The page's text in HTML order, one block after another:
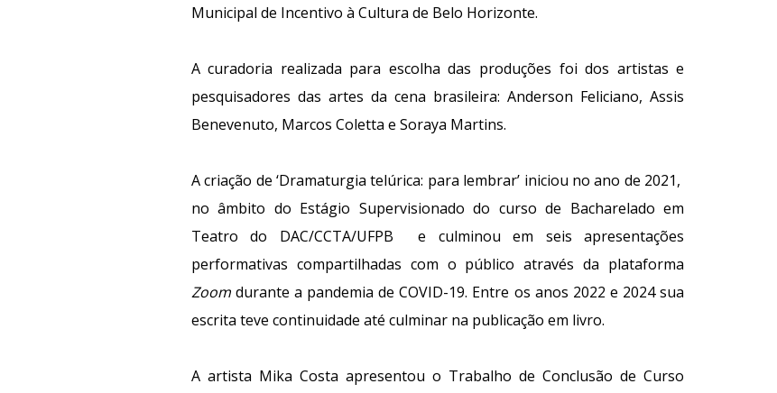
Municipal de Incentivo à Cultura de Belo Horizonte.
A curadoria realizada para escolha das produções foi dos artistas e
pesquisadores das artes da cena brasileira: Anderson Feliciano, Assis
Benevenuto, Marcos Coletta e Soraya Martins.
A criação de ‘Dramaturgia telúrica: para lembrar’ iniciou no ano de 2021,
no âmbito do Estágio Supervisionado do curso de Bacharelado em
Teatro do DAC/CCTA/UFPB e culminou em seis apresentações
performativas compartilhadas com o público através da plataforma
Zoomdurante a pandemia de COVID-19. Entre os anos 2022 e 2024 sua
escrita teve continuidade até culminar na publicação em livro.
A artista Mika Costa apresentou o Trabalho de Conclusão de Curso